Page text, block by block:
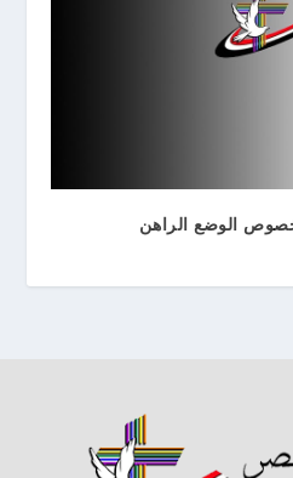
الوضع الراهن